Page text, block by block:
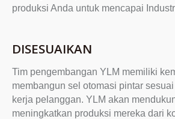
produksi Anda untuk mencapai
DISESUAIKAN
Tim pengembangan YLM memiliki
membangun sel otomasi pintar
kerja pelanggan. YLM akan
meningkatkan produksi mereka dari